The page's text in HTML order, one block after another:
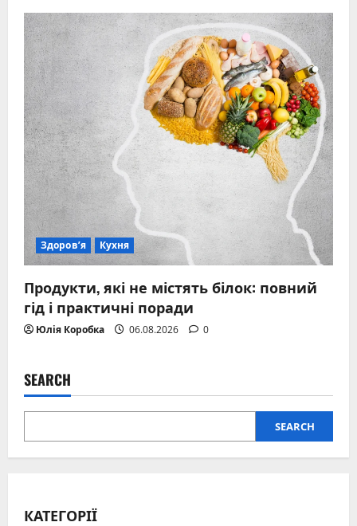
Здоров’я Кухня
Продукти, які не містять білок: повний
гід і практичні поради
Юлія Коробка 06.08.2026 0
SEARCH
SEARCH
КАТЕГОРІЇ